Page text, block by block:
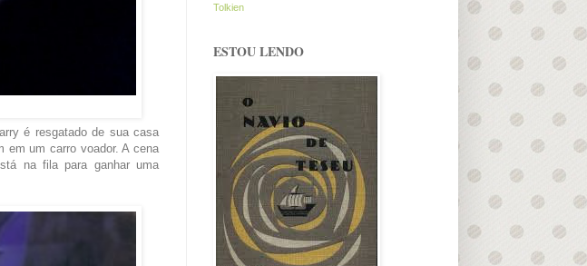
é resgatado de sua casa
em um carro voador. A cena
na fila para ganhar uma
Tolkien
ESTOU LENDO